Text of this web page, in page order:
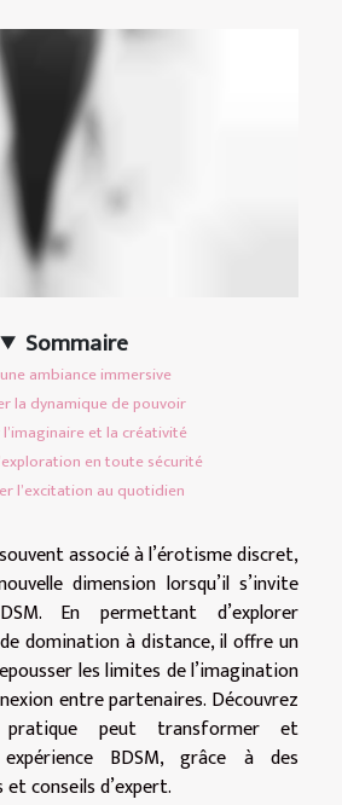
Sommaire
ambiance immersive
la dynamique de pouvoir
et la créativité
en toute sécurité
l’excitation au quotidien
associé à l’érotisme discret,
dimension lorsqu’il s’invite
En permettant d’explorer
domination à distance, il offre un
les limites de l’imagination
entre partenaires. Découvrez
peut transformer et
BDSM, grâce à des
conseils d’expert.